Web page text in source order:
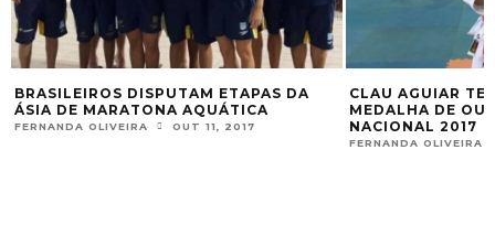
ETAPAS DA
AQUÁTICA
OUT 11, 2017
CLAU AGUIAR TERMINA O ANO
MEDALHA DE OURO NO PRÉ-
NACIONAL 2017
DEZ 9, 2017